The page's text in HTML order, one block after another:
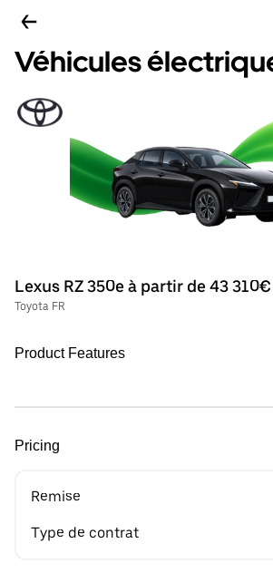
Véhicules
Lexus RZ 350e à partir de 43 310€
Toyota FR
Product Features
Pricing
Remise
Type de contrat